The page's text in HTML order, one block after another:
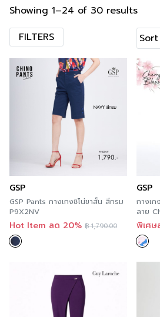
Showing 1–24 of 30 results
FILTERS
GSP
GSP Pants กางเกงชิโน่ขาสั้น สีกรม
P9X2NV
Hot Item ลด 20% ฿1,790.00
GSP
กางเ
ลาย
พิเศษ
ข้าสู่ระบบด้วย LINE
คลิกที่นี่เพื่อสมัครสมาชิก